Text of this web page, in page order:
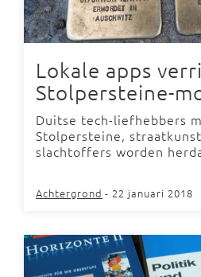
Lokale apps
Stolpersteine-
Duitse tech-liefhebbers
Stolpersteine,
slachtoffers worden
Achtergrond - 22 januari 2018